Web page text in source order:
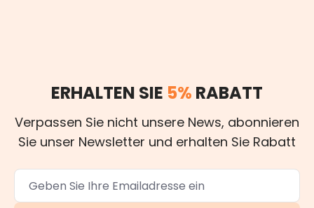
ERHALTEN SIE 5% RABATT
Verpassen Sie nicht unsere News, abonnieren
Sie unser Newsletter und erhalten Sie Rabatt